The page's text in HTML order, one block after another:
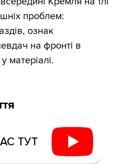
проблем:
ознак
на фронті в
матеріалі.
ТУТ